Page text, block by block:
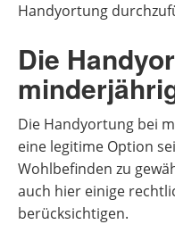
Handyortung
Die
Die Handyortung bei
eine legitime Option
Wohlbefinden zu
auch hier einige
berücksichtigen.